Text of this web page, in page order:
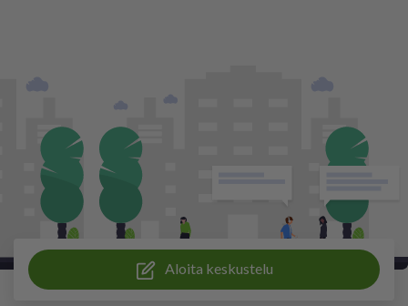
Aloita keskustelu